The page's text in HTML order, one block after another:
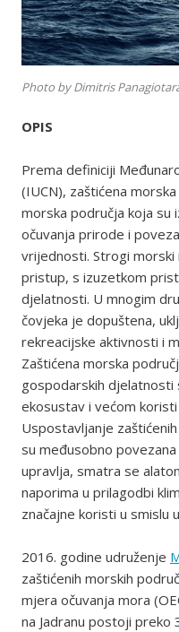
Photo by Dimitris
OPIS
Prema definiciji
(IUCN), zaštićena
morska područja koja su
očuvanja prirode i
vrijednosti. Strogi
pristup, s izuzetkom
djelatnosti. U mnogim
čovjeka je dopuštena,
rekreacijske aktivnosti i
Zaštićena morska
gospodarskih djelatnosti
ekosustav i većom
Uspostavljanje
su međusobno
upravlja, smatra se
naporima u prilagodbi
značajne koristi u smislu
2016. godine udruženje
zaštićenih morskih
mjera očuvanja mora
na Jadranu postoji preko